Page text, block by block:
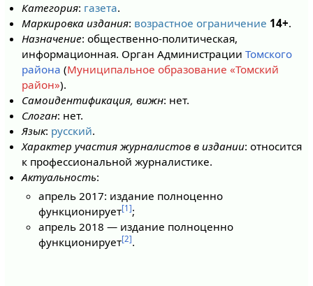
Категория: газета.
Маркировка издания: возрастное ограничение 14+.
Назначение: общественно-политическая,
информационная. Орган АдминистрацииТомского
района (Муниципальное образование «Томский
район»).
Самоидентификация, вижн: нет.
Слоган: нет.
Язык: русский.
Характер участия журналистов в издании: относится
к профессиональной журналистике.
Актуальность:
апрель 2017: издание полноценно
функционирует[1];
апрель 2018 — издание полноценно
функционирует[2].